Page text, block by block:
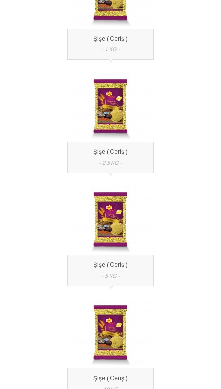
Şişe ( Ceriş )
- 1 KG -
Şişe ( Ceriş )
- 2.5 KG -
Şişe ( Ceriş )
- 5 KG -
Şişe ( Ceriş )